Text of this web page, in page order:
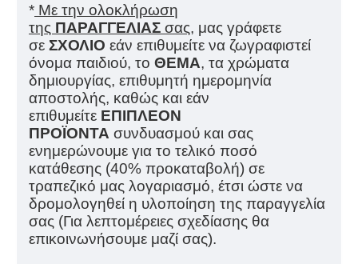
* Με την ολοκλήρωση
της ΠΑΡΑΓΓΕΛΙΑΣ σας, μας γράφετε
σε ΣΧΟΛΙΟ εάν επιθυμείτε να ζωγραφιστεί
όνομα παιδιού, το ΘΕΜΑ, τα χρώματα
δημιουργίας, επιθυμητή ημερομηνία
αποστολής, καθώς και εάν
επιθυμείτε ΕΠΙΠΛΕΟΝ
ΠΡΟΪΟΝΤΑ συνδυασμού και σας
ενημερώνουμε για το τελικό ποσό
κατάθεσης (40% προκαταβολή) σε
τραπεζικό μας λογαριασμό, έτσι ώστε να
δρομολογηθεί η υλοποίηση της παραγγελία
σας (Για λεπτομέρειες σχεδίασης θα
επικοινωνήσουμε μαζί σας).